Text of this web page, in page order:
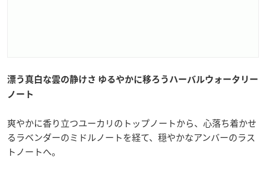
漂う真白な雲の静けさ ゆるやかに移ろうハーバルウォータリー
ノート
爽やかに香り立つユーカリのトップノートから、心落ち着かせ
るラベンダーのミドルノートを経て、穏やかなアンバーのラス
トノートへ。